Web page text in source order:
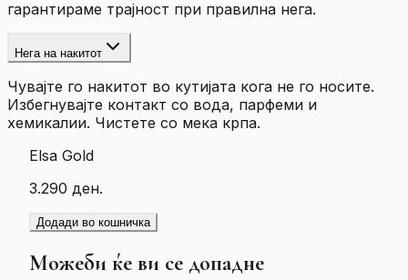
гарантираме трајност при правилна нега.
Нега на накитот
Чувајте го накитот во кутијата кога не го носите.
Избегнувајте контакт со вода, парфеми и
хемикалии. Чистете со мека крпа.
Elsa Gold
3.290 ден.
Додади во кошничка
Можеби ќе ви се допадне